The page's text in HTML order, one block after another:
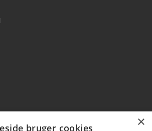
×
bruger cookies